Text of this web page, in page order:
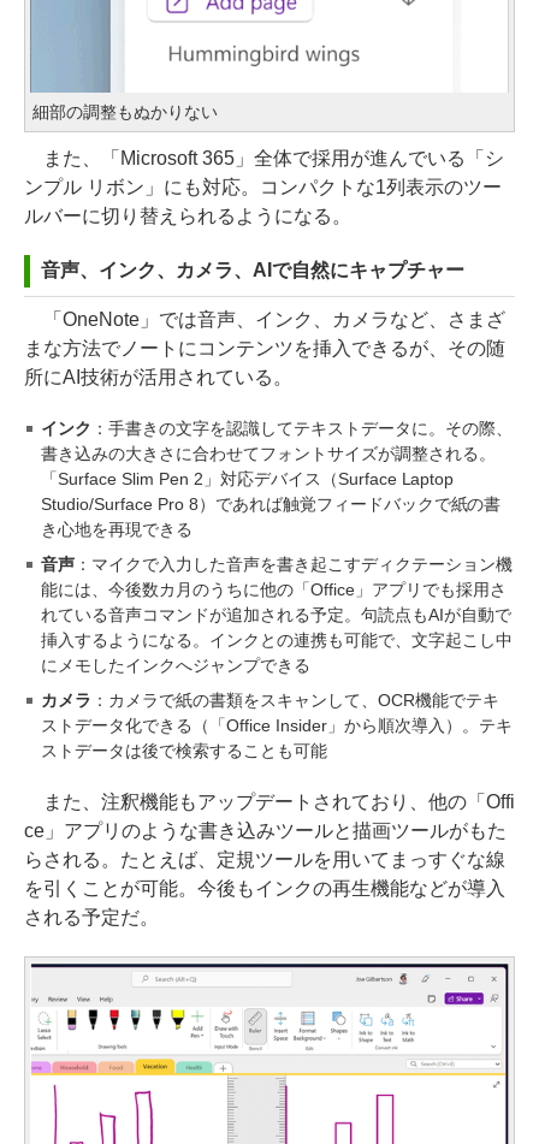
細部の調整もぬかりない
また、「Microsoft 365」全体で採用が進んでいる「シ
ンプル リボン」にも対応。コンパクトな1列表示のツー
ルバーに切り替えられるようになる。
音声、インク、カメラ、AIで自然にキャプチャー
「OneNote」では音声、インク、カメラなど、さまざ
まな方法でノートにコンテンツを挿入できるが、その随
所にAI技術が活用されている。
インク ：手書きの文字を認識してテキストデータに。その際、
書き込みの大きさに合わせてフォントサイズが調整される。
「Surface Slim Pen 2」対応デバイス（Surface Laptop
Studio/Surface Pro 8）であれば触覚フィードバックで紙の書
き心地を再現できる
音声：マイクで入力した音声を書き起こすディクテーション機
能には、今後数カ月のうちに他の「Office」アプリでも採用さ
れている音声コマンドが追加される予定。句読点もAIが自動で
挿入するようになる。インクとの連携も可能で、文字起こし中
にメモしたインクへジャンプできる
カメラ ：カメラで紙の書類をスキャンして、OCR機能でテキ
ストデータ化できる（「Office Insider」から順次導入）。テキ
ストデータは後で検索することも可能
また、注釈機能もアップデートされており、他の「Offi
ce」アプリのような書き込みツールと描画ツールがもた
らされる。たとえば、定規ツールを用いてまっすぐな線
を引くことが可能。今後もインクの再生機能などが導入
される予定だ。